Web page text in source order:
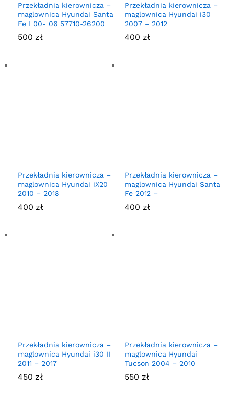
Przekładnia kierownicza –
maglownica Hyundai Santa
Fe I 00- 06 57710-26200
500 zł
Przekładnia kierownicza –
maglownica Hyundai i30
2007 – 2012
400 zł
Przekładnia kierownicza –
maglownica Hyundai iX20
2010 – 2018
400 zł
Przekładnia kierownicza –
maglownica Hyundai Santa
Fe 2012 –
400 zł
Przekładnia kierownicza –
maglownica Hyundai i30 II
2011 – 2017
450 zł
Przekładnia kierownicza –
maglownica Hyundai
Tucson 2004 – 2010
550 zł